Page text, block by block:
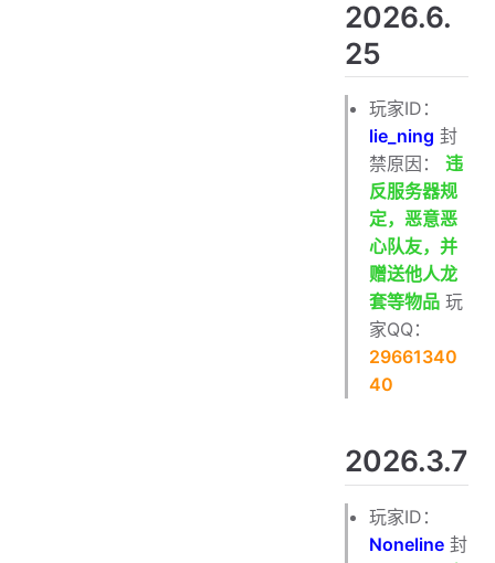
2026.6.
25
玩家ID：
lie_ning 封
禁原因：违
反服务器规
定，恶意恶
心队友，并
赠送他人龙
套等物品 玩
家QQ：
29661340
40
2026.3.7
玩家ID：
Noneline 封